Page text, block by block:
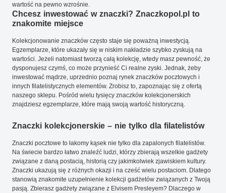
wartość na pewno wzrośnie.
Chcesz inwestować w znaczki? Znaczkopol.pl to
znakomite miejsce
Kolekcjonowanie znaczków często staje się poważną inwestycją.
Egzemplarze, które ukazały się w niskim nakładzie szybko zyskują na
wartości. Jeżeli natomiast tworzą całą kolekcję, wtedy masz pewność, że
dysponujesz czymś, co może przynieść Ci realne zyski. Jednak, żeby
inwestować mądrze, uprzednio poznaj rynek znaczków pocztowych i
innych filatelistycznych elementów. Zrobisz to, zapoznając się z ofertą
naszego sklepu. Pośród wielu tysięcy znaczków kolekcjonerskich
znajdziesz egzemplarze, które mają swoją wartość historyczną.
Znaczki kolekcjonerskie – nie tylko dla filatelistów
Znaczki pocztowe to łakomy kąsek nie tylko dla zapalonych filatelistów.
Na świecie bardzo łatwo znaleźć ludzi, którzy zbierają wszelkie gadżety
związane z daną postacią, historią czy jakimkolwiek zjawiskiem kultury.
Znaczki ukazują się z różnych okazji i na cześć wielu postaciom. Dlatego
stanowią znakomite uzupełnienie kolekcji gadżetów związanych z Twoją
pasją. Zbierasz gadżety związane z Elvisem Presleyem? Dlaczego w